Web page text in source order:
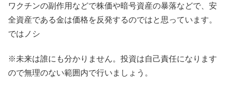
ワクチンの副作用などで株価や暗号資産の暴落などで、安
全資産である金は価格を反発するのではと思っています。
ではノシ
※未来は誰にも分かりません。投資は自己責任になります
ので無理のない範囲内で行いましょう。